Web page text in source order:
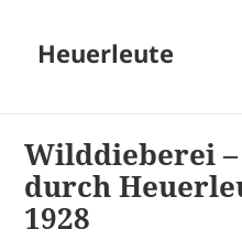
Heuerleute
Wilddieberei
durch
1928